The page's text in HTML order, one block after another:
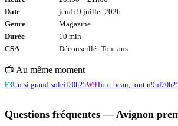
Date
jeudi 9 juillet 2026
Genre
Magazine
Durée
10 min
CSA
Déconseillé -Tout ans
📺 Au même moment
F3Un si grand soleil20h25W9Tout beau, tout n9uf
Questions fréquentes —Avignon